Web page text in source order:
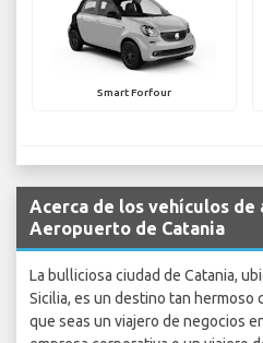
Smart Forfour
Acerca de los vehículos
Aeropuerto de Catania
La bulliciosa ciudad de Catania,
Sicilia, es un destino tan hermoso
que seas un viajero de negocios